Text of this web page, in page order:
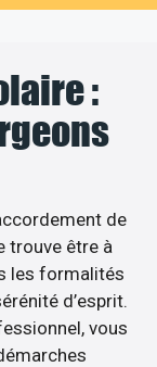
:
de
trouve être à
les formalités
d’esprit.
vous